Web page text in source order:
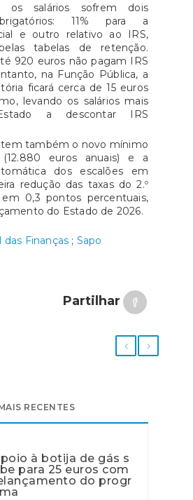
os salários sofrem dois
11% para a
e outro relativo ao IRS,
tabelas de retenção.
920 euros não pagam IRS
na Função Pública, a
ficará cerca de 15 euros
levando os salários mais
a descontar IRS
também o novo mínimo
euros anuais) e a
dos escalões em
redução das taxas do 2.º
em 0,3 pontos percentuais,
do Estado de 2026.
das Finanças ; Sapo
Partilhar
RECENTES
à botija de gás s
para 25 euros com
do progr